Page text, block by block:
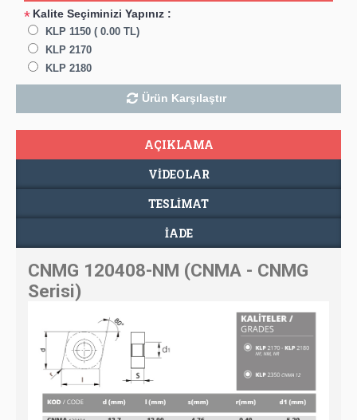
* Kalite Seçiminizi Yapınız :
KLP 1150 ( 0.00 TL)
KLP 2170
KLP 2180
Ürün Karşılaştır
AÇIKLAMA
VIDEOLAR
TESLIMAT
İADE
CNMG 120408-NM (CNMA - CNMG
Serisi)